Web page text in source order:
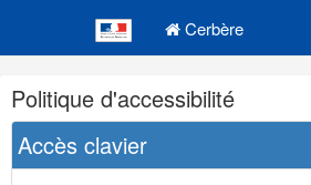
Cerbère
Navigation
et
outils
annexes
Politique d'accessibilité
Accès clavier